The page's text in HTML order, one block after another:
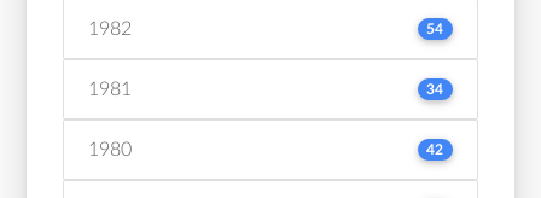
1982 54
1981 34
1980 42